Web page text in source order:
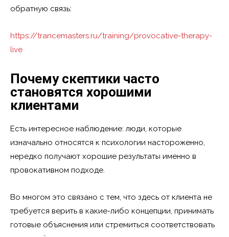
обратную связь:
https://trancemasters.ru/training/provocative-therapy-
live
Почему скептики часто
становятся хорошими
клиентами
Есть интересное наблюдение: люди, которые
изначально относятся к психологии настороженно,
нередко получают хорошие результаты именно в
провокативном подходе.
Во многом это связано с тем, что здесь от клиента не
требуется верить в какие-либо концепции, принимать
готовые объяснения или стремиться соответствовать